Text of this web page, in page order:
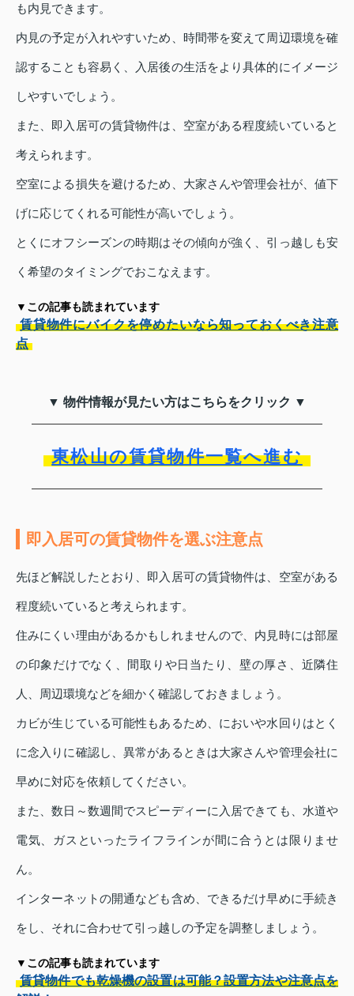
も内見できます。
内見の予定が入れやすいため、時間帯を変えて周辺環境を確
認することも容易く、入居後の生活をより具体的にイメージ
しやすいでしょう。
また、即入居可の賃貸物件は、空室がある程度続いていると
考えられます。
空室による損失を避けるため、大家さんや管理会社が、値下
げに応じてくれる可能性が高いでしょう。
とくにオフシーズンの時期はその傾向が強く、引っ越しも安
く希望のタイミングでおこなえます。
▼この記事も読まれています
賃貸物件にバイクを停めたいなら知っておくべき注意
点
▼ 物件情報が見たい方はこちらをクリック ▼
東松山の賃貸物件一覧へ進む
即入居可の賃貸物件を選ぶ注意点
先ほど解説したとおり、即入居可の賃貸物件は、空室がある
程度続いていると考えられます。
住みにくい理由があるかもしれませんので、内見時には部屋
の印象だけでなく、間取りや日当たり、壁の厚さ、近隣住
人、周辺環境などを細かく確認しておきましょう。
カビが生じている可能性もあるため、においや水回りはとく
に念入りに確認し、異常があるときは大家さんや管理会社に
早めに対応を依頼してください。
また、数日～数週間でスピーディーに入居できても、水道や
電気、ガスといったライフラインが間に合うとは限りませ
ん。
インターネットの開通なども含め、できるだけ早めに手続き
をし、それに合わせて引っ越しの予定を調整しましょう。
▼この記事も読まれています
賃貸物件でも乾燥機の設置は可能？設置方法や注意点を